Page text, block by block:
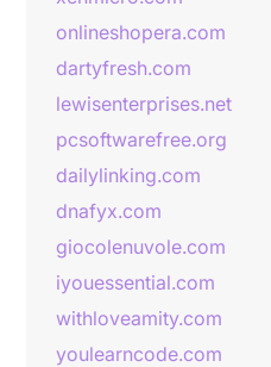
onlineshopera.com
dartyfresh.com
lewisenterprises.net
pcsoftwarefree.org
dailylinking.com
dnafyx.com
giocolenuvole.com
iyouessential.com
withloveamity.com
youlearncode.com